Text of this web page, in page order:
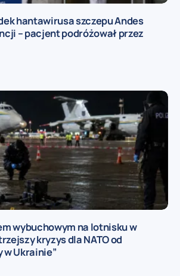
hantawirusa szczepu Andes
– pacjent podróżował przez
wybuchowym na lotnisku w
kryzys dla NATO od
Ukrainie”